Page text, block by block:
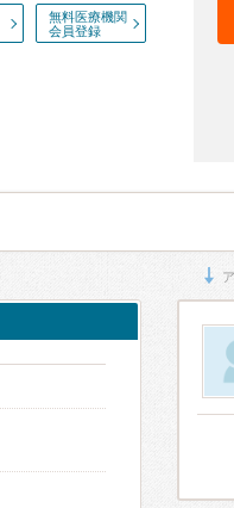
無料医療機関
会員登録